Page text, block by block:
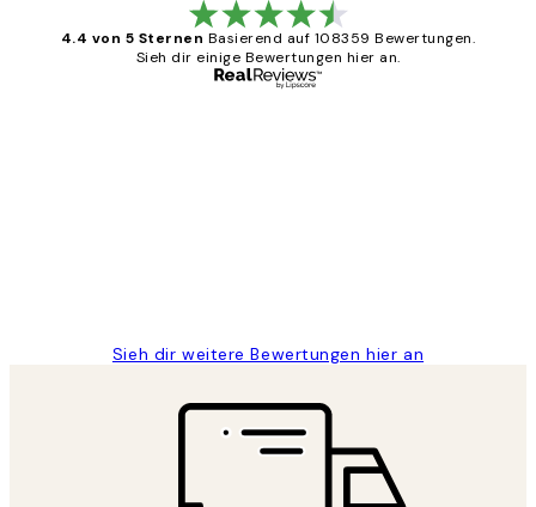
4.4 von 5 Sternen Basierend auf 108359 Bewertungen.
Sieh dir einige Bewertungen hier an.
Sieh dir weitere Bewertungen hier an